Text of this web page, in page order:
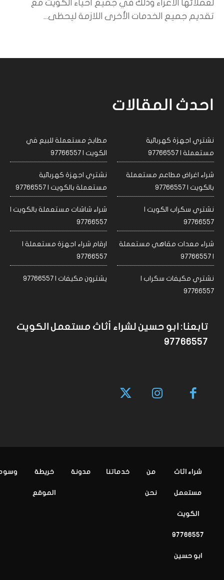
لعملائها الأعزاء وذلك في جميع أحياء الكويت مع
تقديم جميع الخدمات الأخرى اللازمة ليحظى...
احدث المقالات
نشتري اجهزة كهربائية
مستعملة | 97766557
مطابخ مستعملة للبيع في
الكويت | 97766557
شراء اغراض مطاعم مستعملة
بالكويت | 97766557
نشتري اجهزة كهربائية
مستعملة بالكويت | 97766557
نشتري سكراب الكويت |
97766557
شراء شاشات مستعملة بالكويت |
97766557
شراء معدات مقاهي مستعملة
| 97766557
ارقام شراء اجهزة مستعملة |
97766557
نشتري مكيفات سكراب |
97766557
يشترون مكيفات | 97766557
تابعنا: ابو حسين لشراء أثاث مستعمل الكويت
97766557
شراء اثاث
مستعمل
الكويت
97766557
ابو حسين
من
نحن
خدماتنا مدونة خريطة
الموقع